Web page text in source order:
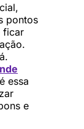
pontos
ficar
essa
e